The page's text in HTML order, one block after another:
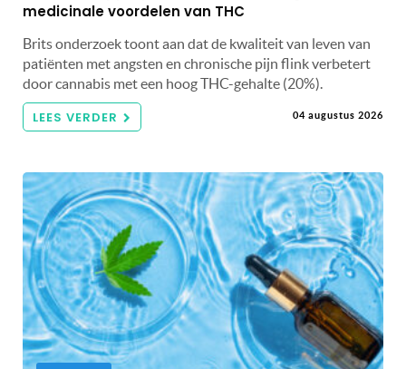
medicinale voordelen van THC
Brits onderzoek toont aan dat de kwaliteit van leven van
patiënten met angsten en chronische pijn flink verbetert
door cannabis met een hoog THC-gehalte (20%).
LEES VERDER 04 augustus 2026